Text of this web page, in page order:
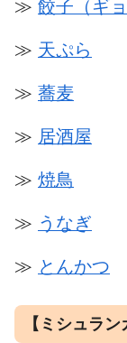
≫ 餃子（ギョ
≫ 天ぷら
≫ 蕎麦
≫ 居酒屋
≫ 焼鳥
≫ うなぎ
≫ とんかつ
【ミシュラ